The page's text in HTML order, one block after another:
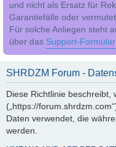
und nicht als Ersatz für
Garantiefälle oder
Für solche Anliegen steht
über das Support-Formular
SHRDZM Forum -
Diese Richtlinie beschreibt,
(„https://
Daten verwendet, die
werden.